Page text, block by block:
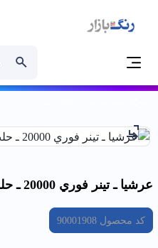
عرشيا ـ تينر فوري 20000 ـ حلب
کد محصول90001908